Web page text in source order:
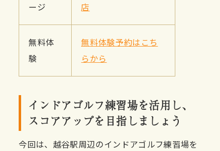
ージ
店
無料体
験
無料体験予約はこち
らから
インドアゴルフ練習場を活用し、
スコアアップを目指しましょう
今回は、越谷駅周辺のインドアゴルフ練習場を